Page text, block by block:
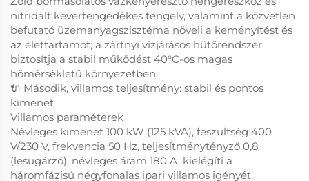
nitridált kevertengedékes tengely, valamint a közvetlen
befutató üzemanyagszisztéma növeli a keményítést és
az élettartamot; a zártnyi vízjárásos hűtőrendszer
biztosítja a stabil működést 40°C-os magas
hőmérsékletű környezetben.
🔌 Második, villamos teljesítmény: stabil és pontos
kimenet
Villamos paraméterek
Névleges kimenet 100 kW (125 kVA), feszültség 400
V/230 V, frekvencia 50 Hz, teljesítménytényző 0,8
(lesugárzó), névleges áram 180 A, kielégíti a
háromfázisú négyfonalas ipari villamos igényét.